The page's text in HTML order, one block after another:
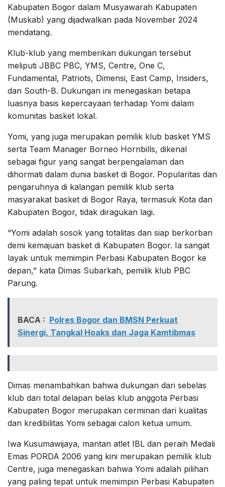
Kabupaten Bogor dalam Musyawarah Kabupaten
(Muskab) yang dijadwalkan pada November 2024
mendatang.
Klub-klub yang memberikan dukungan tersebut
meliputi JBBC PBC, YMS, Centre, One C,
Fundamental, Patriots, Dimensi, East Camp, Insiders,
dan South-B. Dukungan ini menegaskan betapa
luasnya basis kepercayaan terhadap Yomi dalam
komunitas basket lokal.
Yomi, yang juga merupakan pemilik klub basket YMS
serta Team Manager Borneo Hornbills, dikenal
sebagai figur yang sangat berpengalaman dan
dihormati dalam dunia basket di Bogor. Popularitas dan
pengaruhnya di kalangan pemilik klub serta
masyarakat basket di Bogor Raya, termasuk Kota dan
Kabupaten Bogor, tidak diragukan lagi.
“Yomi adalah sosok yang totalitas dan siap berkorban
demi kemajuan basket di Kabupaten Bogor. Ia sangat
layak untuk memimpin Perbasi Kabupaten Bogor ke
depan,” kata Dimas Subarkah, pemilik klub PBC
Parung.
BACA : Polres Bogor dan BMSN Perkuat
Sinergi, Tangkal Hoaks dan Jaga Kamtibmas
Dimas menambahkan bahwa dukungan dari sebelas
klub dari total delapan belas klub anggota Perbasi
Kabupaten Bogor merupakan cerminan dari kualitas
dan kredibilitas Yomi sebagai calon ketua umum.
Iwa Kusumawijaya, mantan atlet IBL dan peraih Medali
Emas PORDA 2006 yang kini merupakan pemilik klub
Centre, juga menegaskan bahwa Yomi adalah pilihan
yang paling tepat untuk memimpin Perbasi Kabupaten